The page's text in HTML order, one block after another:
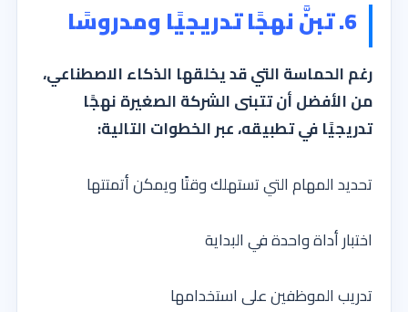
6. تبنَّ نهجًا تدريجيًا ومدروسًا
رغم الحماسة التي قد يخلقها الذكاء الاصطناعي،
من الأفضل أن تتبنى الشركة الصغيرة نهجًا
تدريجيًا في تطبيقه، عبر الخطوات التالية:
تحديد المهام التي تستهلك وقتًا ويمكن أتمتتها
اختبار أداة واحدة في البداية
تدريب الموظفين على استخدامها